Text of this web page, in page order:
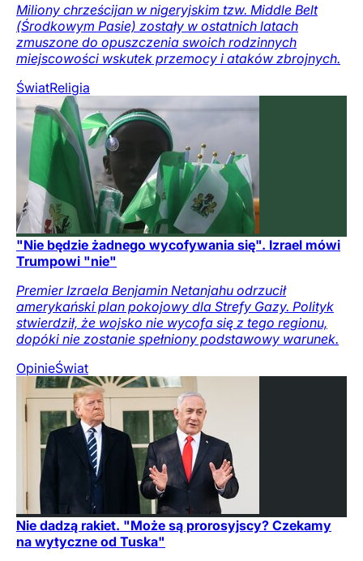
Miliony chrześcijan w nigeryjskim tzw. Middle Belt
(Środkowym Pasie) zostały w ostatnich latach
zmuszone do opuszczenia swoich rodzinnych
miejscowości wskutek przemocy i ataków zbrojnych.
ŚwiatReligia
"Nie będzie żadnego wycofywania się". Izrael mówi
Trumpowi "nie"
Premier Izraela Benjamin Netanjahu odrzucił
amerykański plan pokojowy dla Strefy Gazy. Polityk
stwierdził, że wojsko nie wycofa się z tego regionu,
dopóki nie zostanie spełniony podstawowy warunek.
OpinieŚwiat
Nie dadzą rakiet. "Może są prorosyjscy? Czekamy
na wytyczne od Tuska"